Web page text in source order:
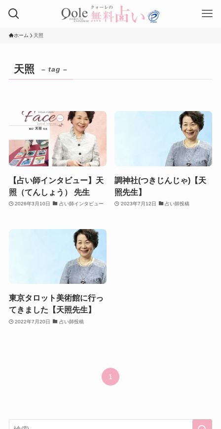
ホーム 天照
天照 – tag –
【占い師インタビュー】天
照（てんしょう） 先生
2026年3月10日 占い師インタビュー
調神社(つきじんじゃ)【天
照先生】
2023年7月12日 占い師投稿
東京タロット美術館に行っ
てきました【天照先生】
2022年7月20日 占い師投稿
1